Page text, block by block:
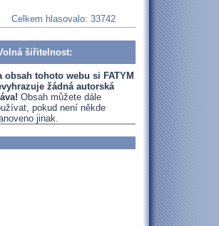
Celkem hlasovalo: 33742
šiřitelnost:
obsah tohoto webu si FATYM
žádná autorská
Obsah můžete dále
pokud není někde
jinak.